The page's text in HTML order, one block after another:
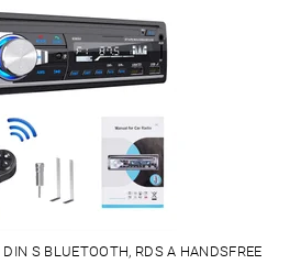
S BLUETOOTH, RDS A HANDSFREE